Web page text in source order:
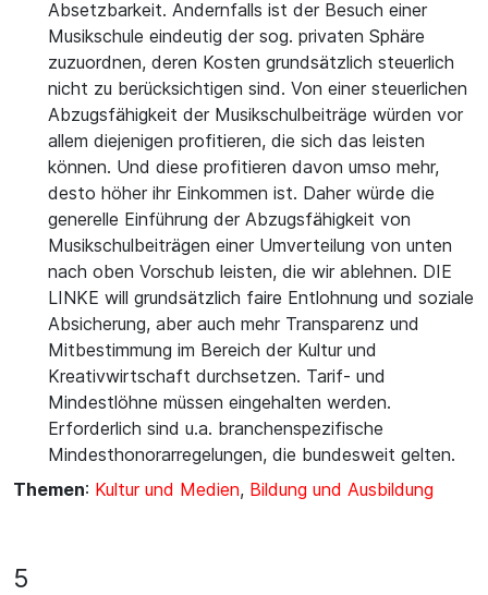
Absetzbarkeit. Andernfalls ist der Besuch einer
Musikschule eindeutig der sog. privaten Sphäre
zuzuordnen, deren Kosten grundsätzlich steuerlich
nicht zu berücksichtigen sind. Von einer steuerlichen
Abzugsfähigkeit der Musikschulbeiträge würden vor
allem diejenigen profitieren, die sich das leisten
können. Und diese profitieren davon umso mehr,
desto höher ihr Einkommen ist. Daher würde die
generelle Einführung der Abzugsfähigkeit von
Musikschulbeiträgen einer Umverteilung von unten
nach oben Vorschub leisten, die wir ablehnen. DIE
LINKE will grundsätzlich faire Entlohnung und soziale
Absicherung, aber auch mehr Transparenz und
Mitbestimmung im Bereich der Kultur und
Kreativwirtschaft durchsetzen. Tarif- und
Mindestlöhne müssen eingehalten werden.
Erforderlich sind u.a. branchenspezifische
Mindesthonorarregelungen, die bundesweit gelten.
Themen: Kultur und Medien, Bildung und Ausbildung
5